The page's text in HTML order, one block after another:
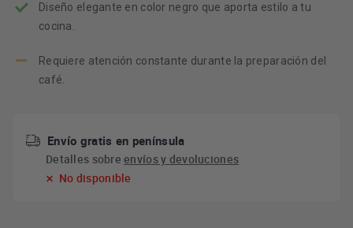
Diseño elegante en color negro que aporta estilo a tu
cocina.
Requiere atención constante durante la preparación del
café.
Envío gratis en península
Detalles sobreenvíos y devoluciones
No disponible